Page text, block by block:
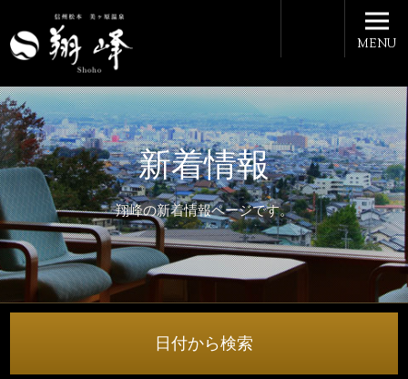
新着情報
翔峰の新着情報ページです。
MENU
日付から検索